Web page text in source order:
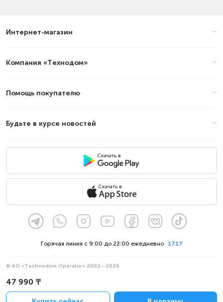
47 990 ₸
Интернет-магазин
Компания «Технодом»
Помощь покупателю
Будьте в курсе новостей
Скачать в
Скачать в
1717
Горячая линия с 9:00 до 22:00 ежедневно
© АО «Technodom Operator» 2002—2026
Политика конфиденциальности